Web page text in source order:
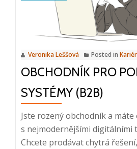
Veronika Leššová Posted in
OBCHODNÍK PRO
SYSTÉMY (B2B)
Jste rozený obchodník a
s nejmodernějšími digitálními
Chcete prodávat chytrá